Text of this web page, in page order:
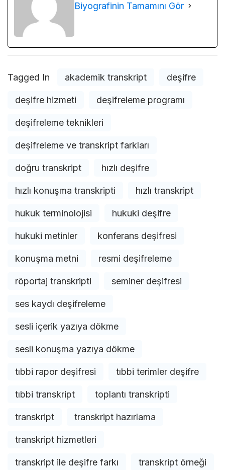
Biyografinin Tamamını Gör
Tagged In akademik transkript deşifre
deşifre hizmeti deşifreleme programı
deşifreleme teknikleri
deşifreleme ve transkript farkları
doğru transkript hızlı deşifre
hızlı konuşma transkripti hızlı transkript
hukuk terminolojisi hukuki deşifre
hukuki metinler konferans deşifresi
konuşma metni resmi deşifreleme
röportaj transkripti seminer deşifresi
ses kaydı deşifreleme
sesli içerik yazıya dökme
sesli konuşma yazıya dökme
tıbbi rapor deşifresi tıbbi terimler deşifre
tıbbi transkript toplantı transkripti
transkript transkript hazırlama
transkript hizmetleri
transkript ile deşifre farkı transkript örneği